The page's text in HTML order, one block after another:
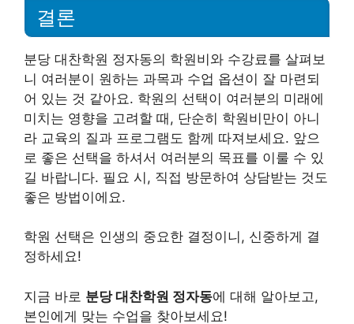
결론
분당 대찬학원 정자동의 학원비와 수강료를 살펴보
니 여러분이 원하는 과목과 수업 옵션이 잘 마련되
어 있는 것 같아요. 학원의 선택이 여러분의 미래에
미치는 영향을 고려할 때, 단순히 학원비만이 아니
라 교육의 질과 프로그램도 함께 따져보세요. 앞으
로 좋은 선택을 하셔서 여러분의 목표를 이룰 수 있
길 바랍니다. 필요 시, 직접 방문하여 상담받는 것도
좋은 방법이에요.
학원 선택은 인생의 중요한 결정이니, 신중하게 결
정하세요!
지금 바로 분당 대찬학원 정자동에 대해 알아보고,
본인에게 맞는 수업을 찾아보세요!